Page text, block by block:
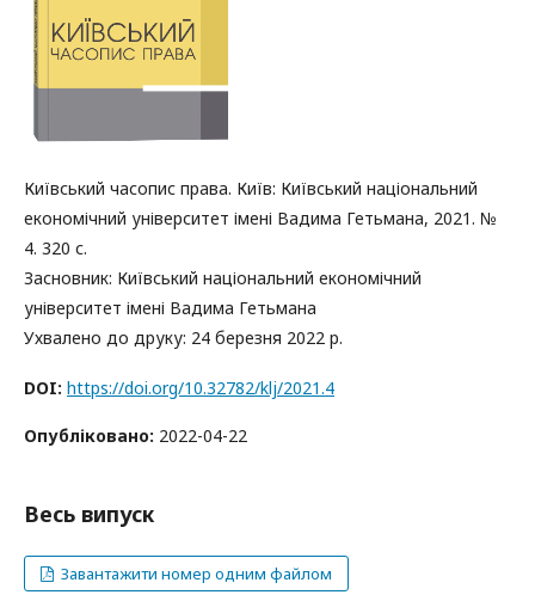
Київський часопис права. Київ: Київський національний
економічний університет імені Вадима Гетьмана, 2021. №
4. 320 с.
Засновник: Київський національний економічний
університет імені Вадима Гетьмана
Ухвалено до друку: 24 березня 2022 р.
DOI: https://doi.org/10.32782/klj/2021.4
Опубліковано: 2022-04-22
Весь випуск
Завантажити номер одним файлом